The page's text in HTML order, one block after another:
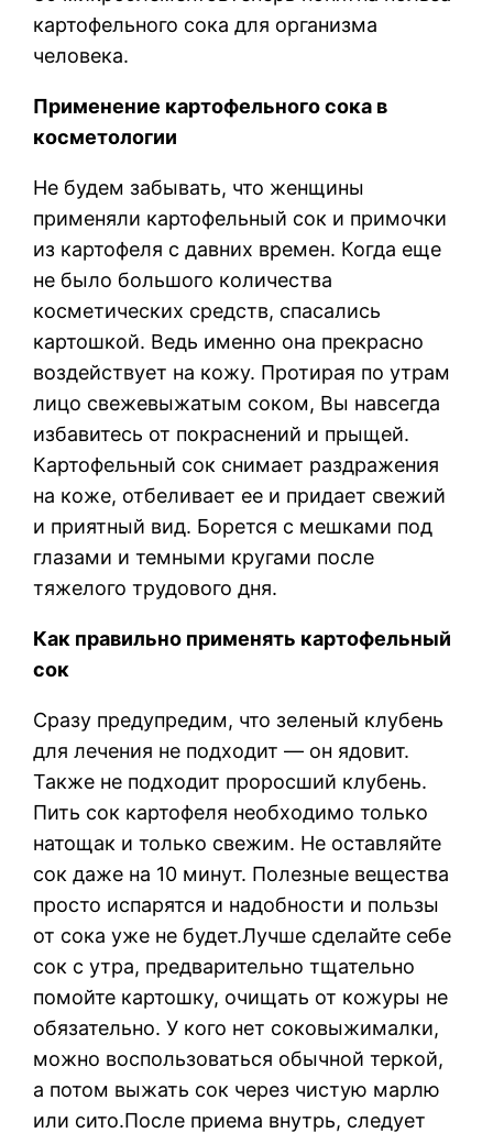
картофельного сока для организма
человека.
Применение картофельного сока в
косметологии
Не будем забывать, что женщины
применяли картофельный сок и примочки
из картофеля с давних времен. Когда еще
не было большого количества
косметических средств, спасались
картошкой. Ведь именно она прекрасно
воздействует на кожу. Протирая по утрам
лицо свежевыжатым соком, Вы навсегда
избавитесь от покраснений и прыщей.
Картофельный сок снимает раздражения
на коже, отбеливает ее и придает свежий
и приятный вид. Борется с мешками под
глазами и темными кругами после
тяжелого трудового дня.
Как правильно применять картофельный
сок
Сразу предупредим, что зеленый клубень
для лечения не подходит — он ядовит.
Также не подходит проросший клубень.
Пить сок картофеля необходимо только
натощак и только свежим. Не оставляйте
сок даже на 10 минут. Полезные вещества
просто испарятся и надобности и пользы
от сока уже не будет.Лучше сделайте себе
сок с утра, предварительно тщательно
помойте картошку, очищать от кожуры не
обязательно. У кого нет соковыжималки,
можно воспользоваться обычной теркой,
а потом выжать сок через чистую марлю
или сито.После приема внутрь, следует